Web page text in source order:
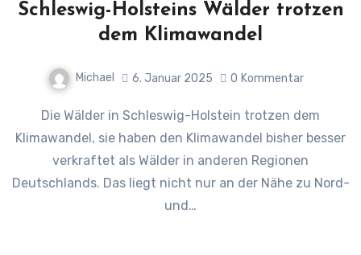
Schleswig-Holsteins Wälder trotzen
dem Klimawandel
Michael 6. Januar 2025 0 Kommentar
Die Wälder in Schleswig-Holstein trotzen dem
Klimawandel, sie haben den Klimawandel bisher besser
verkraftet als Wälder in anderen Regionen
Deutschlands. Das liegt nicht nur an der Nähe zu Nord-
und…